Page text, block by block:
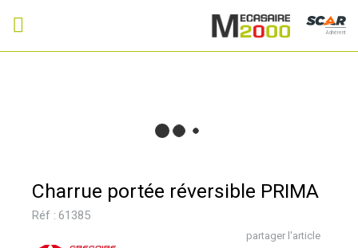
Adhérent
Charrue portée réversible PRIMA
Réf : 61385
partager l'article